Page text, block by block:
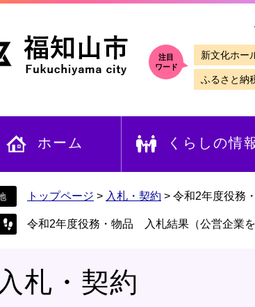
注目
ワード
新文化ホー
ふるさと納
ホーム くらしの情
トップページ > 入札・契約 > 令和2年度役務
令和2年度役務・物品 入札結果（公営企業を
入札・契約